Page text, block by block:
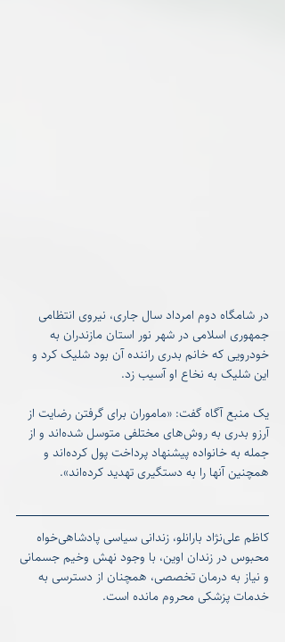
در شامگاه دوم امرداد سال جاری، نیروی انتظامی
جمهوری اسلامی در شهر نور استان مازندران به
خودرویی که خانم بدری راننده آن بود شلیک کرد و
این شلیک به نخاع او آسیب زد.
یک منبع آگاه گفت: «ماموران برای گرفتن رضایت از
آرزو بدری به روش‌های مختلفی متوسل شده‌اند و از
جمله به خانواده پیشنهاد پرداخت پول کرده‌اند و
همچنین آنها را به دستگیری تهدید کرده‌اند».
کاظم علی‌نژاد بارانلو، زندانی سیاسی پادشاهی‌خواه
محبوس در زندان اوین، با وجود نهش وخیم جسمانی
و نیاز به درمان تخصصی، همچنان از دسترسی به
خدمات پزشکی محروم مانده است.